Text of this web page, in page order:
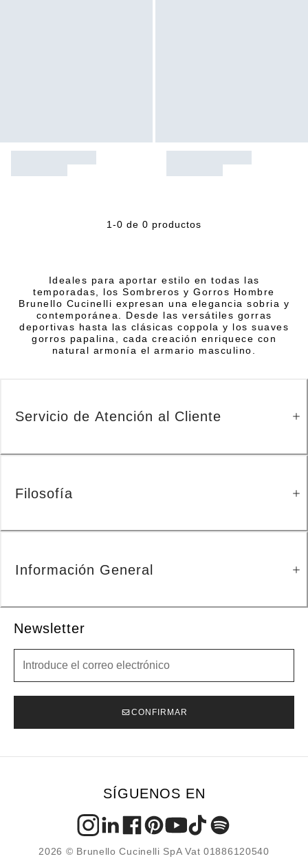
1-0 de 0 productos
Ideales para aportar estilo en todas las
temporadas, los Sombreros y Gorros Hombre
Brunello Cucinelli expresan una elegancia sobria y
contemporánea. Desde las versátiles gorras
deportivas hasta las clásicas coppola y los suaves
gorros papalina, cada creación enriquece con
natural armonía el armario masculino.
Newsletter
CONFIRMAR
Servicio de Atención al Cliente
Filosofía
Información General
SÍGUENOS EN
2026 © Brunello Cucinelli SpA Vat 01886120540